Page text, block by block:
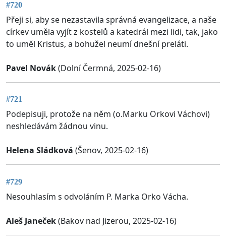
#720
Přeji si, aby se nezastavila správná evangelizace, a naše
církev uměla vyjít z kostelů a katedrál mezi lidi, tak, jako
to uměl Kristus, a bohužel neumí dnešní preláti.
Pavel Novák(Dolní Čermná, 2025-02-16)
#721
Podepisuji, protože na něm (o.Marku Orkovi Váchovi)
neshledávám žádnou vinu.
Helena Sládková (Šenov, 2025-02-16)
#729
Nesouhlasím s odvoláním P. Marka Orko Vácha.
Aleš Janeček(Bakov nad Jizerou, 2025-02-16)